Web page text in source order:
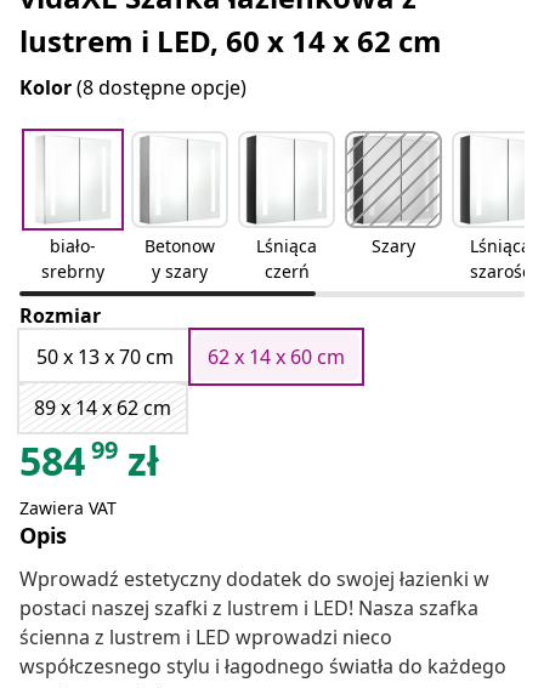
lustrem i LED, 60 x 14 x 62 cm
Kolor(8 dostępne opcje)
biało-
srebrny
Betonow
y szary
Lśniąca
czerń
Szary
Lśniąca
szarość
Rozmiar
50 x 13 x 70 cm
62 x 14 x 60 cm
89 x 14 x 62 cm
58499 zł
Zawiera VAT
Opis
Wprowadź estetyczny dodatek do swojej łazienki w
postaci naszej szafki z lustrem i LED! Nasza szafka
ścienna z lustrem i LED wprowadzi nieco
współczesnego stylu i łagodnego światła do każdego